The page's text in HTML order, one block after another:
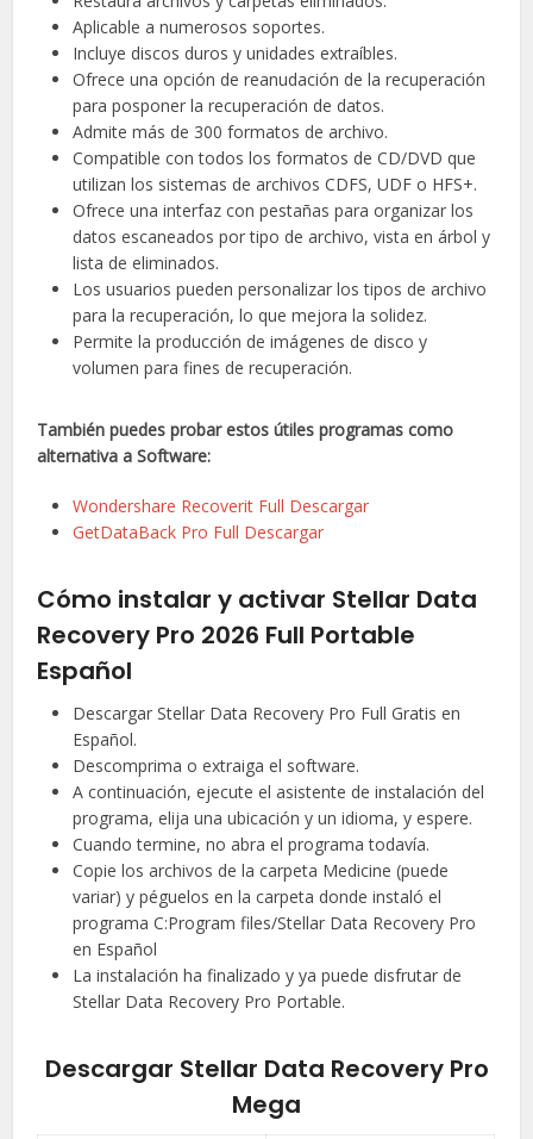
Aplicable a numerosos soportes.
Incluye discos duros y unidades extraíbles.
Ofrece una opción de reanudación de la recuperación
para posponer la recuperación de datos.
Admite más de 300 formatos de archivo.
Compatible con todos los formatos de CD/DVD que
utilizan los sistemas de archivos CDFS, UDF o HFS+.
Ofrece una interfaz con pestañas para organizar los
datos escaneados por tipo de archivo, vista en árbol y
lista de eliminados.
Los usuarios pueden personalizar los tipos de archivo
para la recuperación, lo que mejora la solidez.
Permite la producción de imágenes de disco y
volumen para fines de recuperación.
También puedes probar estos útiles programas como
alternativa a Software:
Wondershare Recoverit Full Descargar
GetDataBack Pro Full Descargar
Cómo instalar y activar Stellar Data
Recovery Pro 2026 Full Portable
Español
Descargar Stellar Data Recovery Pro Full Gratis en
Español.
Descomprima o extraiga el software.
A continuación, ejecute el asistente de instalación del
programa, elija una ubicación y un idioma, y espere.
Cuando termine, no abra el programa todavía.
Copie los archivos de la carpeta Medicine (puede
variar) y péguelos en la carpeta donde instaló el
programa C:Program files/Stellar Data Recovery Pro
en Español
La instalación ha finalizado y ya puede disfrutar de
Stellar Data Recovery Pro Portable.
Descargar Stellar Data Recovery Pro
Mega